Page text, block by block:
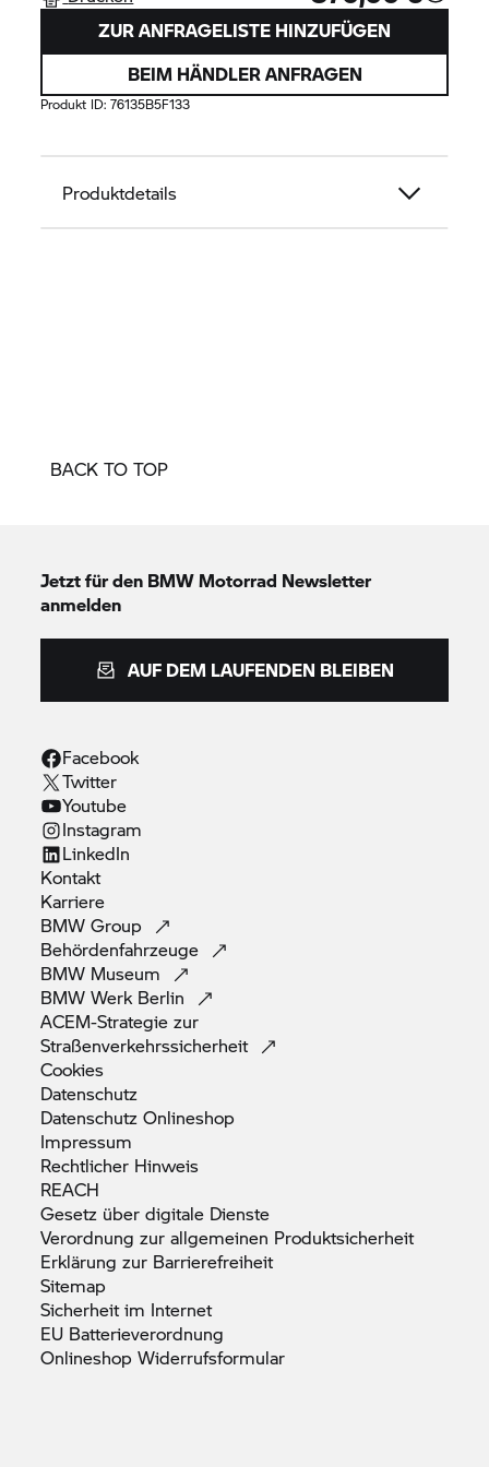
ZUR ANFRAGELISTE HINZUFÜGEN
BEIM HÄNDLER ANFRAGEN
Produkt ID:76135B5F133
Produktdetails
BACK TO TOP
Jetzt für den BMW Motorrad Newsletter
anmelden
AUF DEM LAUFENDEN BLEIBEN
Facebook
Twitter
Youtube
Instagram
LinkedIn
Kontakt
Karriere
BMWGroup
Behördenfahrzeuge
BMW Museum
BMW Werk Berlin
ACEM-Strategie zur
Straßenverkehrssicherheit
Cookies
Datenschutz
DatenschutzOnlineshop
Impressum
Rechtlicher Hinweis
REACH
Gesetz über digitale Dienste
Verordnung zur allgemeinen Produktsicherheit
Erklärung zur Barrierefreiheit
Sitemap
Sicherheit im Internet
EU Batterieverordnung
OnlineshopWiderrufsformular